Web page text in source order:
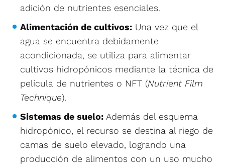
adición de nutrientes esenciales.
Alimentación de cultivos: Una vez que el
agua se encuentra debidamente
acondicionada, se utiliza para alimentar
cultivos hidropónicos mediante la técnica de
película de nutrientes o NFT (Nutrient Film
Technique).
Sistemas de suelo: Además del esquema
hidropónico, el recurso se destina al riego de
camas de suelo elevado, logrando una
producción de alimentos con un uso mucho